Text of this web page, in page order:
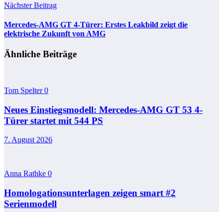
Nächster Beitrag
Mercedes-AMG GT 4-Türer: Erstes Leakbild zeigt die
elektrische Zukunft von AMG
Ähnliche Beiträge
Tom Spelter0
Neues Einstiegsmodell: Mercedes-AMG GT 53 4-
Türer startet mit 544 PS
7. August 2026
Anna Rathke 0
Homologationsunterlagen zeigen smart #2
Serienmodell